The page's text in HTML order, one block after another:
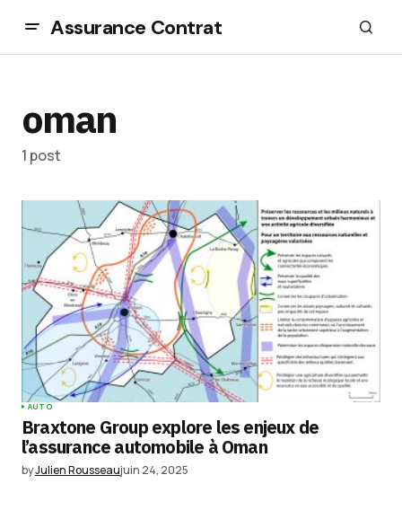
Assurance Contrat
oman
1 post
AUTO
Braxtone Group explore les enjeux de
l’assurance automobile à Oman
byJulien Rousseaujuin 24, 2025